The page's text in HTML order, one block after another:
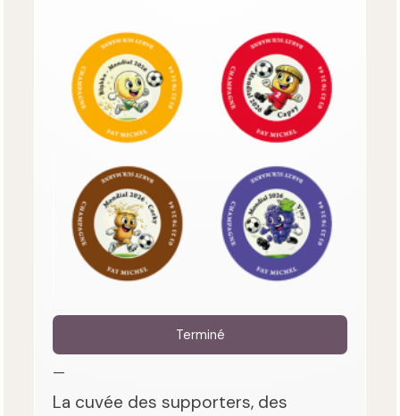
Terminé
—
La cuvée des supporters, des